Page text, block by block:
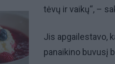
tėvų ir vaikų“, –
Jis apgailestavo,
panaikino buvusį